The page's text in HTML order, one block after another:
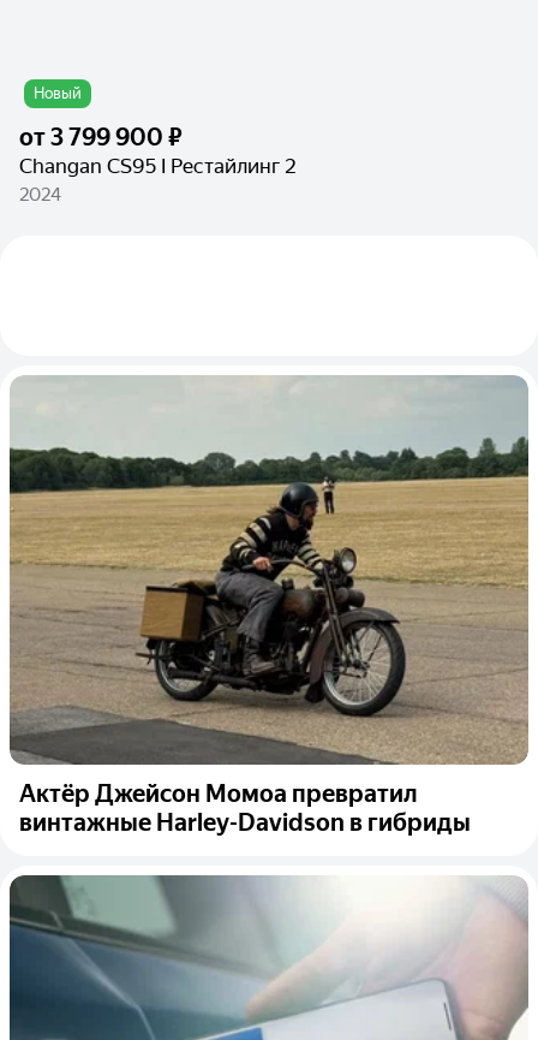
Новый
от3 799 900 ₽
Changan CS95 I Рестайлинг 2
2024
Актёр Джейсон Момоа превратил
винтажные Harley-Davidson в гибриды